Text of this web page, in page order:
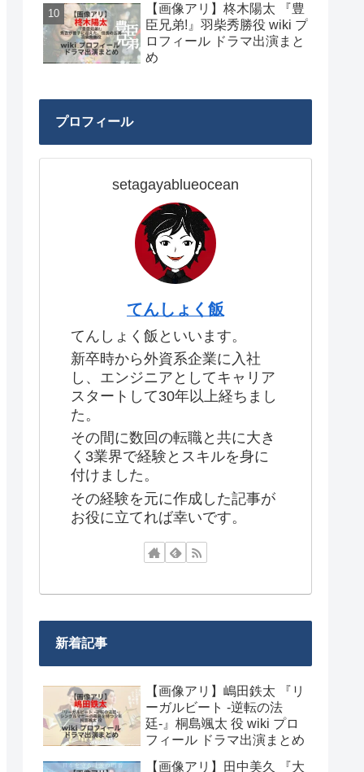
【画像アリ】柊木陽太 『豊
臣兄弟!』羽柴秀勝役 wiki プ
ロフィール ドラマ出演まと
め
プロフィール
setagayablueocean
てんしょく飯
てんしょく飯といいます。
新卒時から外資系企業に入社
し、エンジニアとしてキャリア
スタートして30年以上経ちまし
た。
その間に数回の転職と共に大き
く3業界で経験とスキルを身に
付けました。
その経験を元に作成した記事が
お役に立てれば幸いです。
新着記事
【画像アリ】嶋田鉄太 『リ
ーガルビート -逆転の法
廷-』桐島颯太 役 wiki プロ
フィール ドラマ出演まとめ
【画像アリ】田中美久 『大